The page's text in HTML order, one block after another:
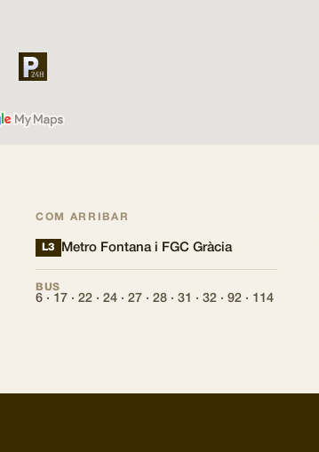
COM ARRIBAR
L3 Metro Fontana i FGC Gràcia
BUS
6 · 17 · 22 · 24 · 27 · 28 · 31 · 32 · 92 · 114